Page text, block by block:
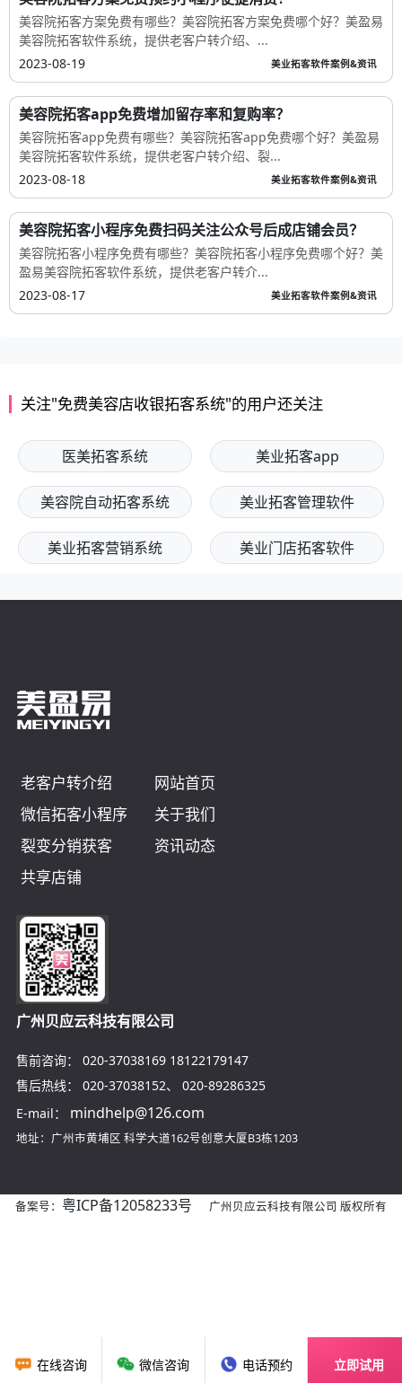
美容院拓客方案免费有哪些？美容院拓客方案免费哪个好？美盈易
美容院拓客软件系统，提供老客户转介绍、...
2023-08-19
美业拓客软件案例&资讯
美容院拓客app免费增加留存率和复购率？
美容院拓客app免费有哪些？美容院拓客app免费哪个好？美盈易
美容院拓客软件系统，提供老客户转介绍、裂...
2023-08-18
美业拓客软件案例&资讯
美容院拓客小程序免费扫码关注公众号后成店铺会员？
美容院拓客小程序免费有哪些？美容院拓客小程序免费哪个好？美
盈易美容院拓客软件系统，提供老客户转介...
2023-08-17
美业拓客软件案例&资讯
关注"免费美容店收银拓客系统"的用户还关注
医美拓客系统 美业拓客app
美容院自动拓客系统 美业拓客管理软件
美业拓客营销系统 美业门店拓客软件
在线咨询 微信咨询 电话预约 立即试用
老客户转介绍
网站首页
微信拓客小程序
关于我们
裂变分销获客
资讯动态
共享店铺
广州贝应云科技有限公司
售前咨询： 020-37038169 18122179147
售后热线：
020-37038152、 020-89286325
E-mail：
mindhelp@126.com
地址：广州市黄埔区 科学大道162号创意大厦B3栋1203
备案号： 粤ICP备12058233号 广州贝应云科技有限公司 版权所有